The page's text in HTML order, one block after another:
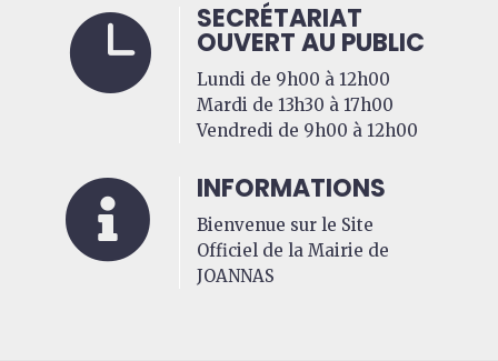
 SECRÉTARIAT
OUVERT AU PUBLIC
Lundi de 9h00 à 12h00
Mardi de 13h30 à 17h00
Vendredi de 9h00 à 12h00
 INFORMATIONS
Bienvenue sur le Site
Officiel de la Mairie de
JOANNAS